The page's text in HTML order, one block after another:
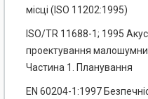
місці (ISO 11202:1995)
ISO/TR 11688-1; 1995
проектування
Частина 1. Планування
EN 60204-1:1997